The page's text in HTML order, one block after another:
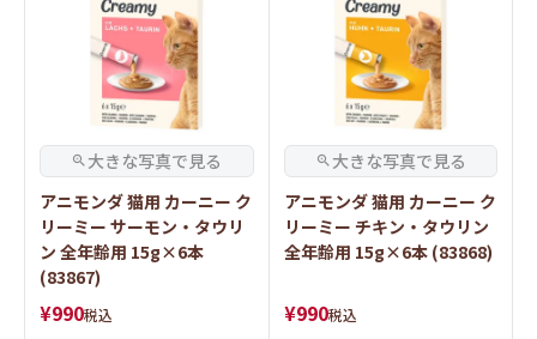
アニモンダ 猫用 カーニー ク
リーミー サーモン・タウリ
ン 全年齢用 15g×6本
(83867)
¥990税込
"ちゅ～"っと美味しいピュ
ーレタイプのタウリン入り
アニモンダ 猫用 カーニー ク
リーミー チキン・タウリン
全年齢用 15g×6本 (83868)
¥990税込
ーレタイプのタウリン入り